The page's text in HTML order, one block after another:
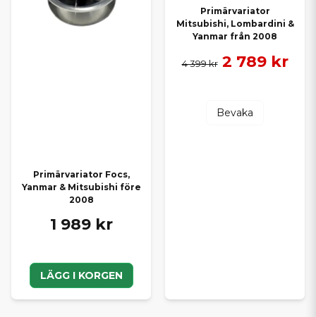
Primärvariator Focs,
Yanmar & Mitsubishi före
2008
1 989 kr
LÄGG I KORGEN
Primärvariator
Mitsubishi, Lombardini &
Yanmar från 2008
4 399 kr 2 789 kr
Bevaka